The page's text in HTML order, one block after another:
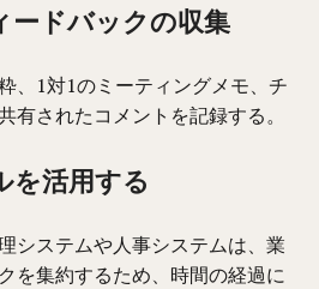
ードバックの収集
、1対1のミーティングメモ、チ
有されたコメントを記録する。
を活用する
システムや人事システムは、業
を集約するため、時間の経過に